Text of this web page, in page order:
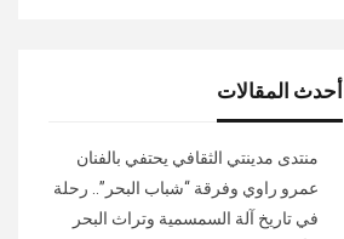
أحدث المقالات
منتدى مدينتي الثقافي يحتفي بالفنان
عمرو راوي وفرقة “شباب البحر”.. رحلة
في تاريخ آلة السمسمية وتراث البحر